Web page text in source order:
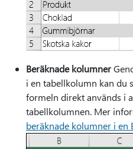
Beräknade kolumner
i en tabellkolumn kan du
formeln direkt används i
tabellkolumnen. Mer
beräknade kolumner i en